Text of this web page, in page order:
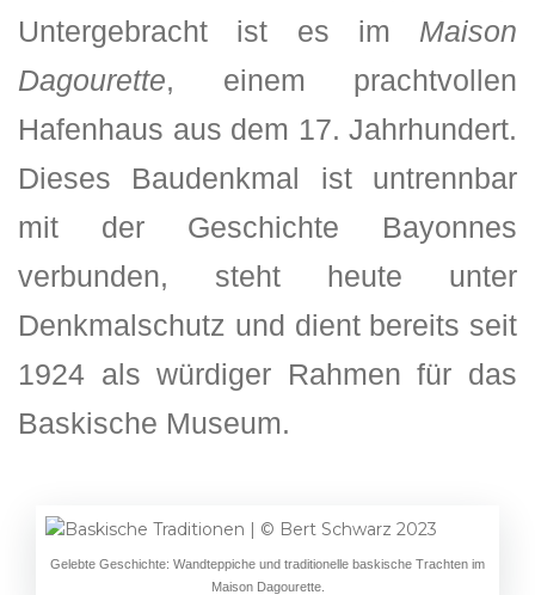
Untergebracht ist es im Maison
Dagourette, einem prachtvollen
Hafenhaus aus dem 17. Jahrhundert.
Dieses Baudenkmal ist untrennbar
mit der Geschichte Bayonnes
verbunden, steht heute unter
Denkmalschutz und dient bereits seit
1924 als würdiger Rahmen für das
Baskische Museum.
Gelebte Geschichte: Wandteppiche und traditionelle baskische Trachten im
Maison Dagourette.